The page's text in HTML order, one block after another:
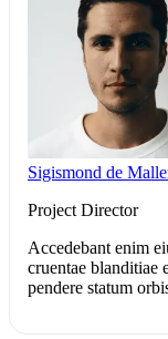
Sigismond de
Project Director
Accedebant enim
cruentae blanditiae
pendere statum